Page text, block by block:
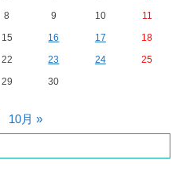
8 9 10
11
15 16 17
18
22 23 24
25
29 30
10月 »